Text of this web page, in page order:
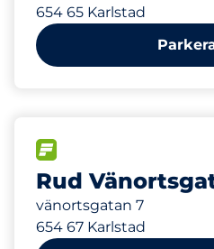
654 65 Karlstad
Rud
vänortsgatan 7
654 67 Karlstad
202 m